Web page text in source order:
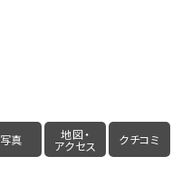
写真 地図・
アクセス クチコミ